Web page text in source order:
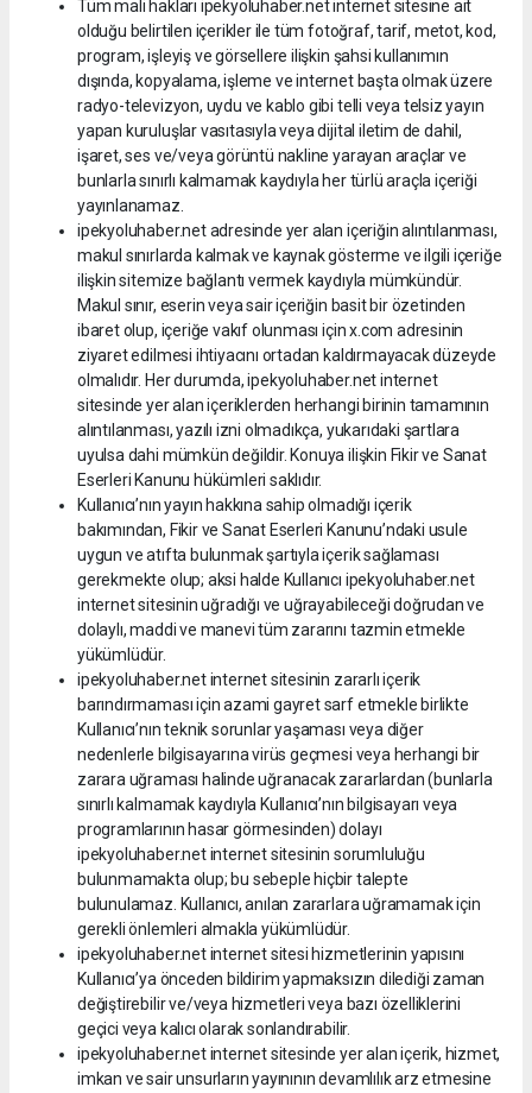
Tüm mali hakları ipekyoluhaber.net internet sitesine ait
olduğu belirtilen içerikler ile tüm fotoğraf, tarif, metot, kod,
program, işleyiş ve görsellere ilişkin şahsi kullanımın
dışında, kopyalama, işleme ve internet başta olmak üzere
radyo-televizyon, uydu ve kablo gibi telli veya telsiz yayın
yapan kuruluşlar vasıtasıyla veya dijital iletim de dahil,
işaret, ses ve/veya görüntü nakline yarayan araçlar ve
bunlarla sınırlı kalmamak kaydıyla her türlü araçla içeriği
yayınlanamaz.
ipekyoluhaber.net adresinde yer alan içeriğin alıntılanması,
makul sınırlarda kalmak ve kaynak gösterme ve ilgili içeriğe
ilişkin sitemize bağlantı vermek kaydıyla mümkündür.
Makul sınır, eserin veya sair içeriğin basit bir özetinden
ibaret olup, içeriğe vakıf olunması için x.com adresinin
ziyaret edilmesi ihtiyacını ortadan kaldırmayacak düzeyde
olmalıdır. Her durumda, ipekyoluhaber.net internet
sitesinde yer alan içeriklerden herhangi birinin tamamının
alıntılanması, yazılı izni olmadıkça, yukarıdaki şartlara
uyulsa dahi mümkün değildir. Konuya ilişkin Fikir ve Sanat
Eserleri Kanunu hükümleri saklıdır.
Kullanıcı’nın yayın hakkına sahip olmadığı içerik
bakımından, Fikir ve Sanat Eserleri Kanunu’ndaki usule
uygun ve atıfta bulunmak şartıyla içerik sağlaması
gerekmekte olup; aksi halde Kullanıcı ipekyoluhaber.net
internet sitesinin uğradığı ve uğrayabileceği doğrudan ve
dolaylı, maddi ve manevi tüm zararını tazmin etmekle
yükümlüdür.
ipekyoluhaber.net internet sitesinin zararlı içerik
barındırmaması için azami gayret sarf etmekle birlikte
Kullanıcı’nın teknik sorunlar yaşaması veya diğer
nedenlerle bilgisayarına virüs geçmesi veya herhangi bir
zarara uğraması halinde uğranacak zararlardan (bunlarla
sınırlı kalmamak kaydıyla Kullanıcı’nın bilgisayarı veya
programlarının hasar görmesinden) dolayı
ipekyoluhaber.net internet sitesinin sorumluluğu
bulunmamakta olup; bu sebeple hiçbir talepte
bulunulamaz. Kullanıcı, anılan zararlara uğramamak için
gerekli önlemleri almakla yükümlüdür.
ipekyoluhaber.net internet sitesi hizmetlerinin yapısını
Kullanıcı’ya önceden bildirim yapmaksızın dilediği zaman
değiştirebilir ve/veya hizmetleri veya bazı özelliklerini
geçici veya kalıcı olarak sonlandırabilir.
ipekyoluhaber.net internet sitesinde yer alan içerik, hizmet,
imkan ve sair unsurların yayınının devamlılık arz etmesine